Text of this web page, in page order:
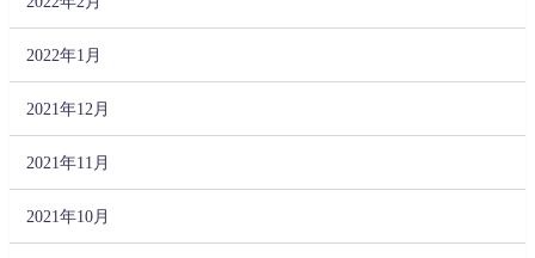
2022年1月
2021年12月
2021年11月
2021年10月